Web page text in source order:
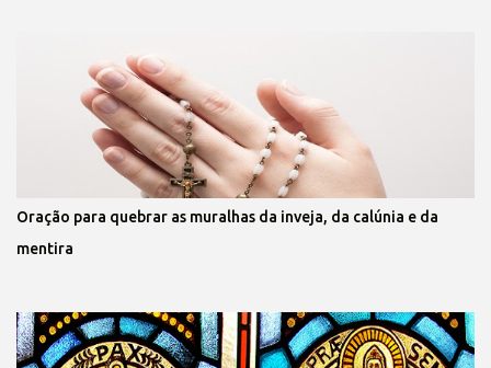
Oração para quebrar as muralhas da inveja, da calúnia e da
mentira